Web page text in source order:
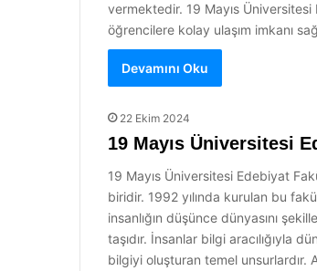
vermektedir. 19 Mayıs
öğrencilere kolay ulaşım imkanı
Devamını Oku
22 Ekim 2024
19 Mayıs Üniversitesi
19 Mayıs Üniversitesi Edebiyat
biridir. 1992 yılında kurulan bu
insanlığın düşünce dünyasını
taşıdır. İnsanlar bilgi aracılığıyla
bilgiyi oluşturan temel unsurlardır.